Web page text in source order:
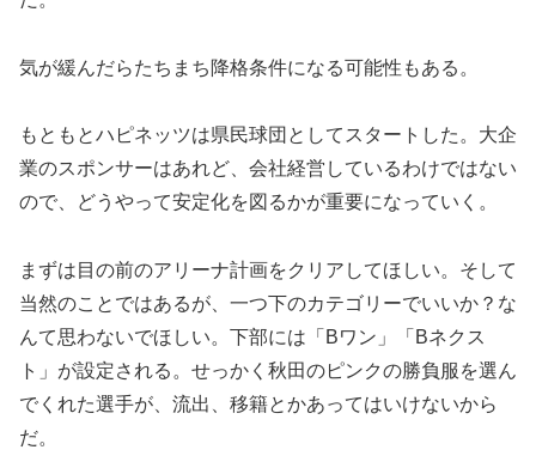
気が緩んだらたちまち降格条件になる可能性もある。
もともとハピネッツは県民球団としてスタートした。大企
業のスポンサーはあれど、会社経営しているわけではない
ので、どうやって安定化を図るかが重要になっていく。
まずは目の前のアリーナ計画をクリアしてほしい。そして
当然のことではあるが、一つ下のカテゴリーでいいか？な
んて思わないでほしい。下部には「Bワン」「Bネクス
ト」が設定される。せっかく秋田のピンクの勝負服を選ん
でくれた選手が、流出、移籍とかあってはいけないから
だ。